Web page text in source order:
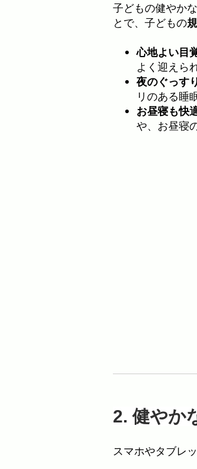
子どもの健やか
とで、子どもの
心地よい目
よく迎えら
夜のぐっす
リのある睡
お昼寝も快
や、お昼寝
2. 健やか
スマホやタブレ